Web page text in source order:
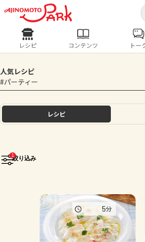
ログインするとレシピを保
ホーム
トーク
よくあるお問い合わせ
レシピ
人気の食材・レシピ
きゅうり
レシピ コンテンツ トー
人気レシピ
#パーティー
レシピ
1絞り込み
5分